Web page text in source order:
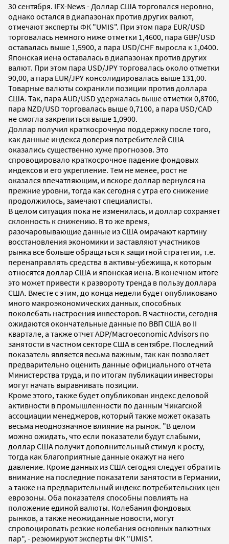
30 сентября. IFX-News - Доллар США торговался неровно,
однако остался в диапазонах против других валют,
отмечают эксперты ФК "UMIS". При этом пара EUR/USD
торговалась немного ниже отметки 1,4600, пара GBP/USD
оставалась выше 1,5900, а пара USD/CHF выросла к 1,0400.
Японская иена оставалась в диапазонах против других
валют. При этом пара USD/JPY торговалась около отметки
90,00, а пара EUR/JPY консолидировалась выше 131,00.
Товарные валюты сохранили позиции против доллара
США. Так, пара AUD/USD удержалась выше отметки 0,8700,
пара NZD/USD торговалась выше 0,7100, а пара USD/CAD
не смогла закрепиться выше 1,0900.
Доллар получил краткосрочную поддержку после того,
как данные индекса доверия потребителей США
оказались существенно хуже прогнозов. Это
спровоцировало краткосрочное падение фондовых
индексов и его укрепление. Тем не менее, рост не
оказался впечатляющим, и вскоре доллар вернулся на
прежние уровни, тогда как сегодня с утра его снижение
продолжилось, замечают специалисты.
В целом ситуация пока не изменилась, и доллар сохраняет
склонность к снижению. В то же время,
разочаровывающие данные из США омрачают картину
восстановления экономики и заставляют участников
рынка все больше обращаться к защитной стратегии, т.е.
перенаправлять средства в активы-убежища, к которым
относятся доллар США и японская иена. В конечном итоге
это может привести к развороту тренда в пользу доллара
США. Вместе с этим, до конца недели будет опубликовано
много макроэкономических данных, способных
поколебать настроения инвесторов. В частности, сегодня
ожидаются окончательные данные по ВВП США во II
квартале, а также отчет ADP/Macroeconomic Advisors по
занятости в частном секторе США в сентябре. Последний
показатель является весьма важным, так как позволяет
предварительно оценить данные официального отчета
Министерства труда, и по итогам публикации инвесторы
могут начать выравнивать позиции.
Кроме этого, также будет опубликован индекс деловой
активности в промышленности по данным Чикагской
ассоциации менеджеров, который также может оказать
весьма неоднозначное влияние на рынок. "В целом
можно ожидать, что если показатели будут слабыми,
доллар США получит дополнительный стимул к росту,
тогда как благоприятные данные окажут на него
давление. Кроме данных из США сегодня следует обратить
внимание на последние показатели занятости в Германии,
а также на предварительный индекс потребительских цен
еврозоны. Оба показателя способны повлиять на
положение единой валюты. Колебания фондовых
рынков, а также неожиданные новости, могут
спровоцировать резкие колебания основных валютных
пар", - резюмируют эксперты ФК "UMIS".